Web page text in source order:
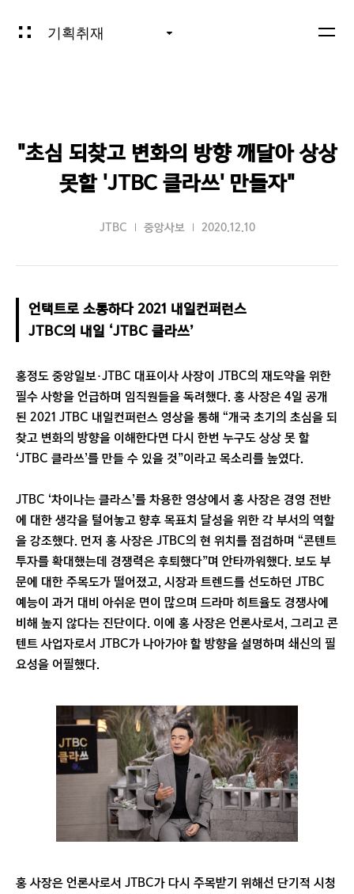
기획취재
"초심 되찾고 변화의 방향 깨달아 상상
못할 'JTBC 클라쓰' 만들자"
JTBC 중앙사보 2020.12.10
언택트로 소통하다 2021 내일컨퍼런스
JTBC의 내일 ‘JTBC 클라쓰’
홍정도 중앙일보·JTBC 대표이사 사장이 JTBC의 재도약을 위한
필수 사항을 언급하며 임직원들을 독려했다. 홍 사장은 4일 공개
된 2021 JTBC 내일컨퍼런스 영상을 통해 “개국 초기의 초심을 되
찾고 변화의 방향을 이해한다면 다시 한번 누구도 상상 못 할
‘JTBC 클라쓰’를 만들 수 있을 것”이라고 목소리를 높였다.
JTBC ‘차이나는 클라스’를 차용한 영상에서 홍 사장은 경영 전반
에 대한 생각을 털어놓고 향후 목표치 달성을 위한 각 부서의 역할
을 강조했다. 먼저 홍 사장은 JTBC의 현 위치를 점검하며 “콘텐트
투자를 확대했는데 경쟁력은 후퇴했다”며 안타까워했다. 보도 부
문에 대한 주목도가 떨어졌고, 시장과 트렌드를 선도하던 JTBC
예능이 과거 대비 아쉬운 면이 많으며 드라마 히트율도 경쟁사에
비해 높지 않다는 진단이다. 이에 홍 사장은 언론사로서, 그리고 콘
텐트 사업자로서 JTBC가 나아가야 할 방향을 설명하며 쇄신의 필
요성을 어필했다.
홍 사장은 언론사로서 JTBC가 다시 주목받기 위해선 단기적 시청